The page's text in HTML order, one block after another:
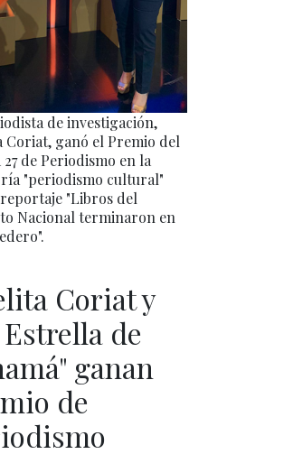
de investigación,
Coriat, ganó el Premio del
de Periodismo en la
"periodismo cultural"
"Libros del
Nacional terminaron en
Coriat y
de
ganan
de